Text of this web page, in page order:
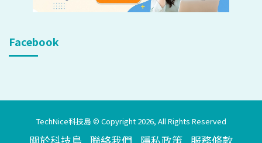
Facebook
TechNice科技島 © Copyright 2026, All Rights Reserved
關於科技島 聯絡我們 隱私政策 服務條款